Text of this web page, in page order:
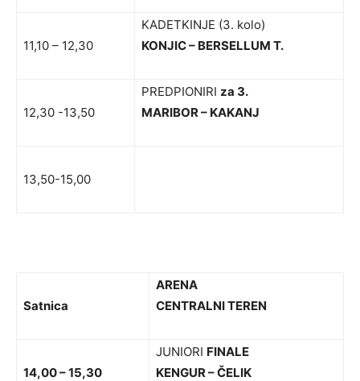
11,10 – 12,30
KADETKINJE (3. kolo)
KONJIC – BERSELLUM T.
12,30 -13,50
PREDPIONIRI za 3.
MARIBOR – KAKANJ
13,50-15,00
Satnica
ARENA
CENTRALNI TEREN
14,00 – 15,30
JUNIORI FINALE
KENGUR – ČELIK